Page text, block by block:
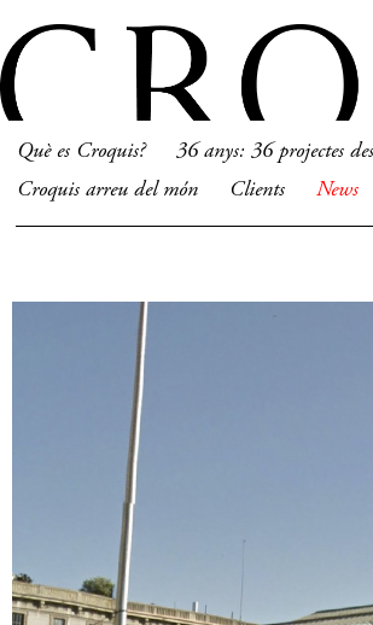
Què es Croquis? 36 anys: 36 projectes
Croquis arreu del món
Clients News